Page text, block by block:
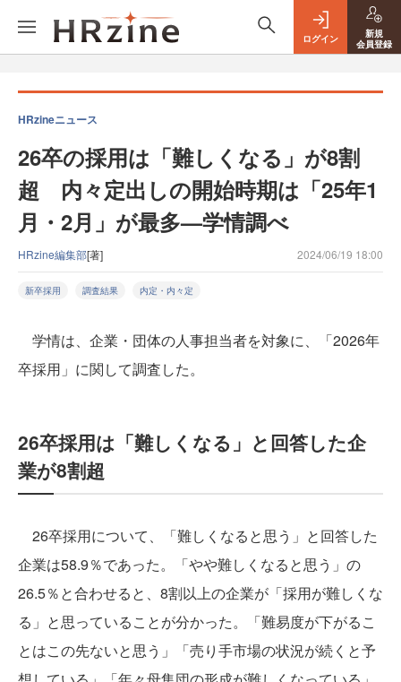
ログイン
新規
会員登録
HRzineニュース
26卒の採用は「難しくなる」が8割
超 内々定出しの開始時期は「25年1
月・2月」が最多—学情調べ
HRzine編集部[著] 2024/06/19 18:00
新卒採用 調査結果 内定・内々定
学情は、企業・団体の人事担当者を対象に、「2026年
卒採用」に関して調査した。
26卒採用は「難しくなる」と回答した企
業が8割超
26卒採用について、「難しくなると思う」と回答した
企業は58.9％であった。「やや難しくなると思う」の
26.5％と合わせると、8割以上の企業が「採用が難しくな
る」と思っていることが分かった。「難易度が下がるこ
とはこの先ないと思う」「売り手市場の状況が続くと予